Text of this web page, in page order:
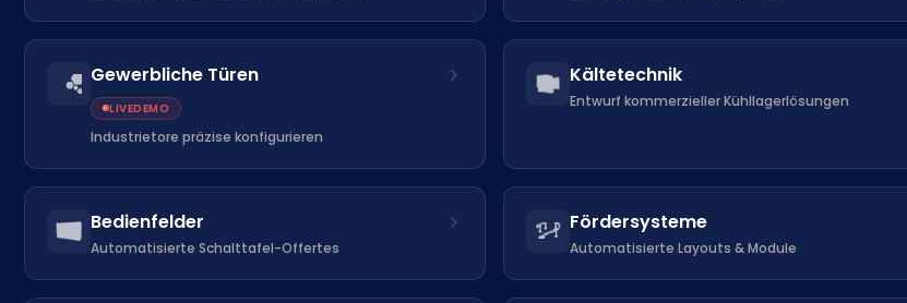
Gewerbliche Türen
LIVEDEMO
Industrietore präzise konfigurieren
Kältetechnik
Entwurf kommerzieller Kühllagerlösungen
Bedienfelder
Automatisierte Schalttafel-Offertes
Fördersysteme
Automatisierte Layouts & Module